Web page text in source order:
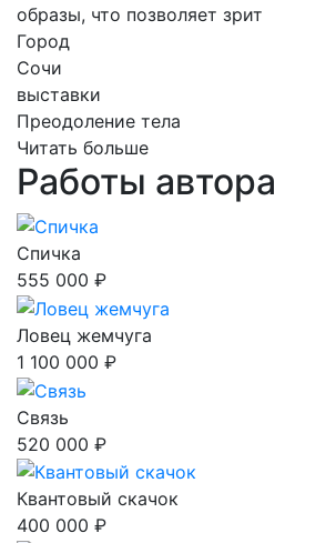
образы, что позволяет зрит
Город
Сочи
выставки
Преодоление тела
Читать больше
Работы автора
Спичка
555 000 ₽
Ловец жемчуга
1 100 000 ₽
Связь
520 000 ₽
Квантовый скачок
400 000 ₽